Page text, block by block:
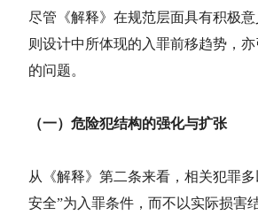
尽管《解释》在规范层面具有积极
则设计中所体现的入罪前移趋势，
的问题。
（一）危险犯结构的强化与扩张
从《解释》第二条来看，相关犯罪
安全”为入罪条件，而不以实际损害